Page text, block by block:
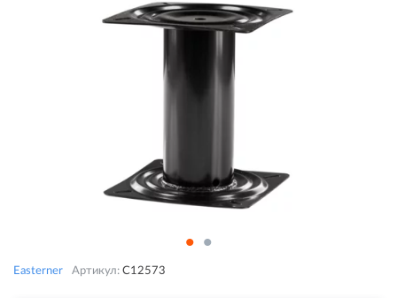
Easterner Артикул: C12573